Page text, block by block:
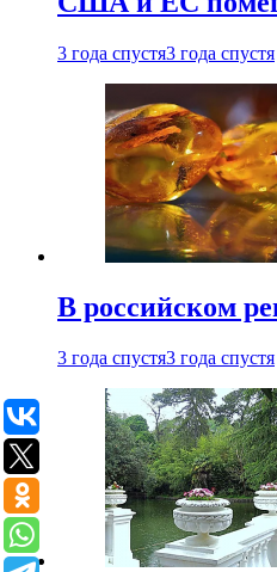
3 года спустя3 года спустя
В российском
3 года спустя3 года спустя